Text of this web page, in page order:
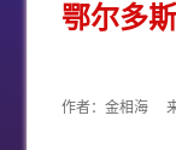
鄂尔多
作者：金相海